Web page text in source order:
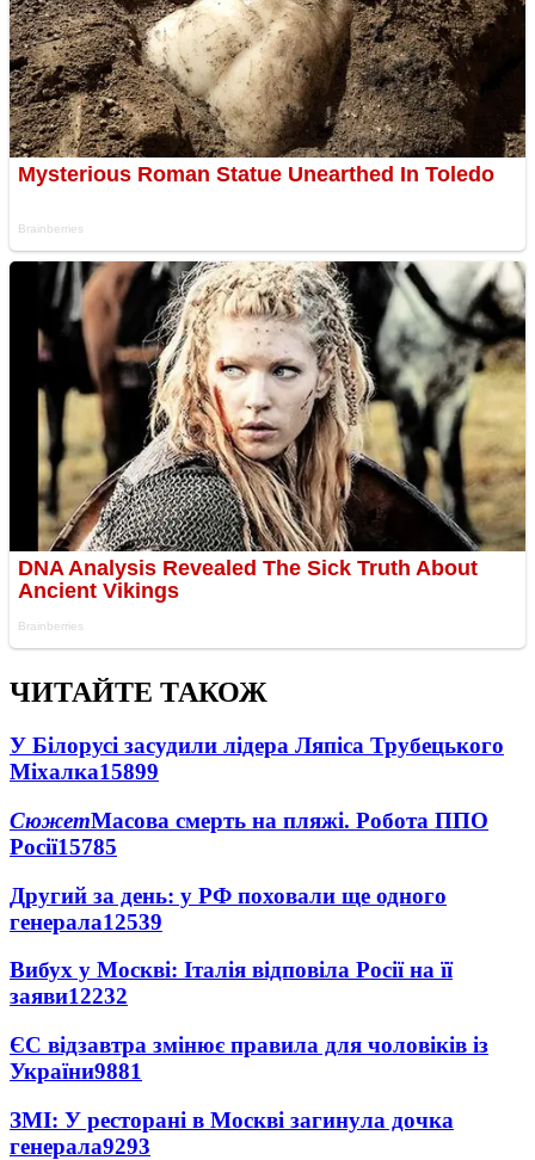
ЧИТАЙТЕ ТАКОЖ
У Білорусі засудили лідера Ляпіса Трубецького
Міхалка15899
СюжетМасова смерть на пляжі. Робота ППО
Росії15785
Другий за день: у РФ поховали ще одного
генерала12539
Вибух у Москві: Італія відповіла Росії на її
заяви12232
ЄС відзавтра змінює правила для чоловіків із
України9881
ЗМІ: У ресторані в Москві загинула дочка
генерала9293